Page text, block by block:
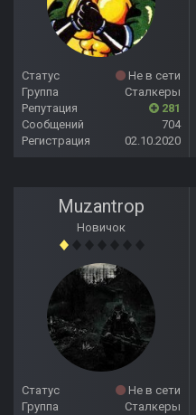
Статус
Не в сети
Группа
Сталкеры
Репутация
281
Сообщений
704
Регистрация
02.10.2020
Muzantrop
Новичок
Статус
Не в сети
Группа
Сталкеры